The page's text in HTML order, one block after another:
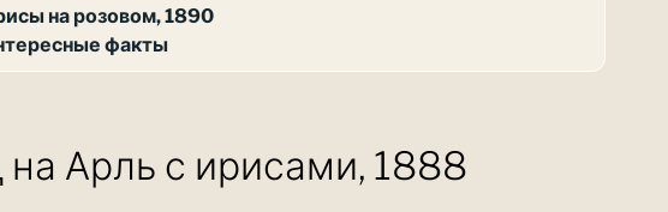
на розовом, 1890
факты
на Арль с ирисами, 1888